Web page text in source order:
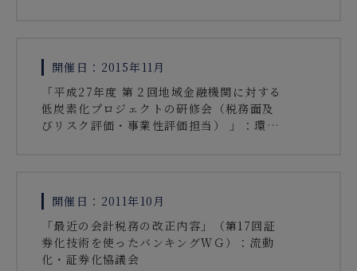
開催日：2015年11月
「平成27年度 第２回地域金融機関に対する
低炭素化プロジェクトの研修会（税務面及
びリスク評価・事業性評価担当） 」：環境
開催日：2011年10月
「最近の会計税務の改正内容」（第17回証
券化技術を使ったバンキングＷＧ）：流動
化・証券化協議会